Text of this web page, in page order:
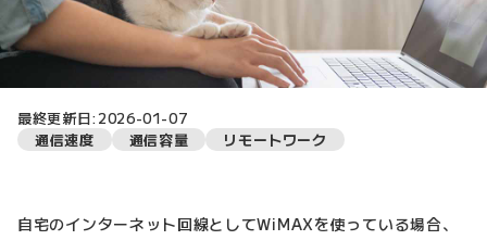
最終更新日:2026-01-07
通信速度
通信容量 リモートワーク
自宅のインターネット回線としてWiMAXを使っている場合、